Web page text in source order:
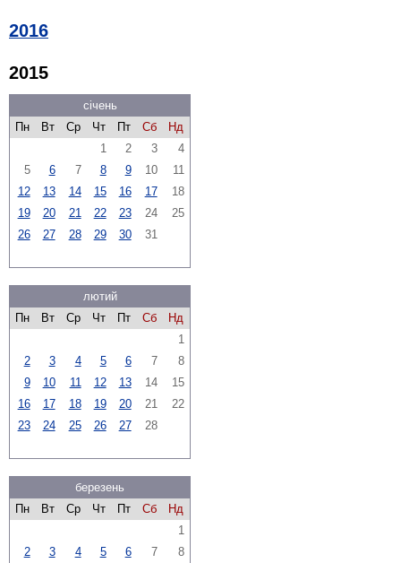
2016
2015
січень
Пн
Вт Ср Чт Пт Сб
Нд
1
2 3
4
5
6 7 8 9 10
11
12
13 14 15 16 17
18
19
20 21 22 23 24
25
26
27 28 29 30 31
лютий
Пн
Вт Ср Чт Пт Сб
Нд
1
2
3 4 5 6 7
8
9
10 11 12 13 14
15
16
17 18 19 20 21
22
23
24 25 26 27 28
березень
Пн
Вт Ср Чт Пт Сб
Нд
1
2
3 4 5 6 7
8